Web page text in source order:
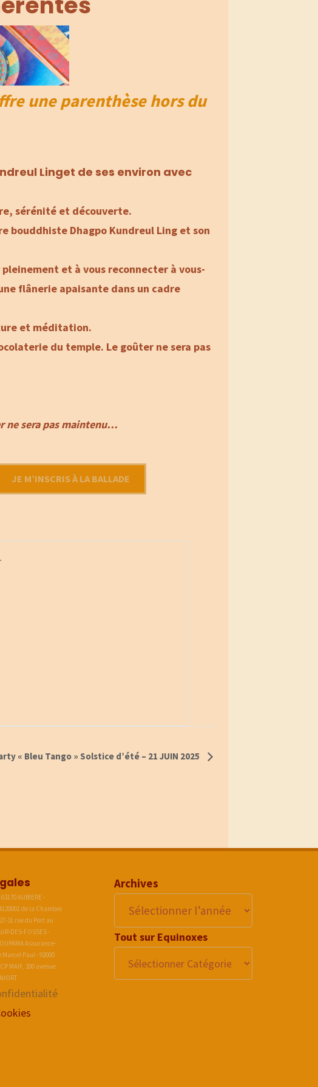
une parenthèse hors du
Linget de ses environ avec
sérénité et découverte.
bouddhiste Dhagpo Kundreul Ling et son
et à vous reconnecter à vous-
flânerie apaisante dans un cadre
et méditation.
du temple. Le goûter ne sera pas
ne sera pas maintenu…
JE M’INSCRIS À LA BALLADE
« Bleu Tango » Solstice d’été – 21 JUIN 2025
AUBIERE -
de la Chambre
31 rue du Port au
DES-FOSSES -
Assurance-
Paul - 92000
MAIF, 200 avenue
Archives
Tout sur Equinoxes